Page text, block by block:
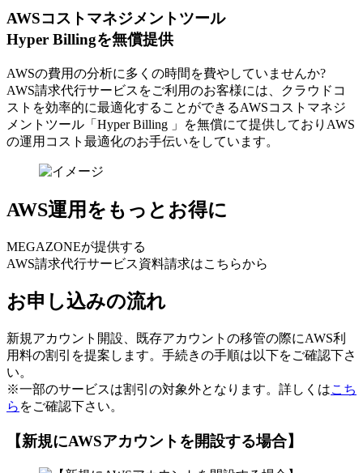
AWSコストマネジメントツール
Hyper Billingを無償提供
AWSの費⽤の分析に多くの時間を費やしていませんか?
AWS請求代⾏サービスをご利⽤のお客様には、クラウドコ
ストを効率的に最適化することができるAWSコストマネジ
メントツール「Hyper Billing 」を無償にて提供しておりAWS
の運⽤コスト最適化のお⼿伝いをしています。
AWS運用をもっとお得に
MEGAZONEが提供する
AWS請求代行サービス資料請求はこちらから
お申し込みの流れ
新規アカウント開設、既存アカウントの移管の際にAWS利
用料の割引を提案します。手続きの手順は以下をご確認下さ
い。
※一部のサービスは割引の対象外となります。詳しくはこち
ら をご確認下さい。
【新規にAWSアカウントを開設する場合】